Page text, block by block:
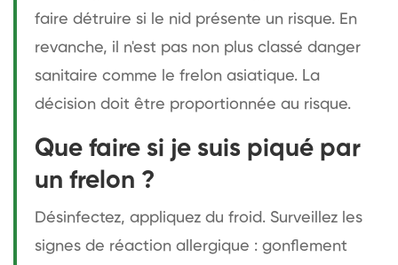
faire détruire si le nid présente un risque. En
revanche, il n'est pas non plus classé danger
sanitaire comme le frelon asiatique. La
décision doit être proportionnée au risque.
Que faire si je suis piqué par
un frelon ?
Désinfectez, appliquez du froid. Surveillez les
signes de réaction allergique : gonflement